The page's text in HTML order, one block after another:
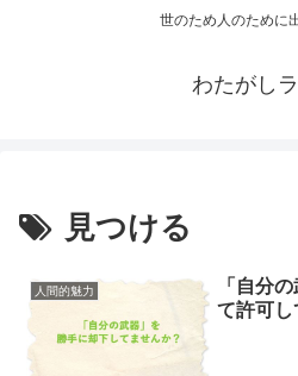
世のため人のために
わたがし
見つける
人間的魅力
「自分
て許可